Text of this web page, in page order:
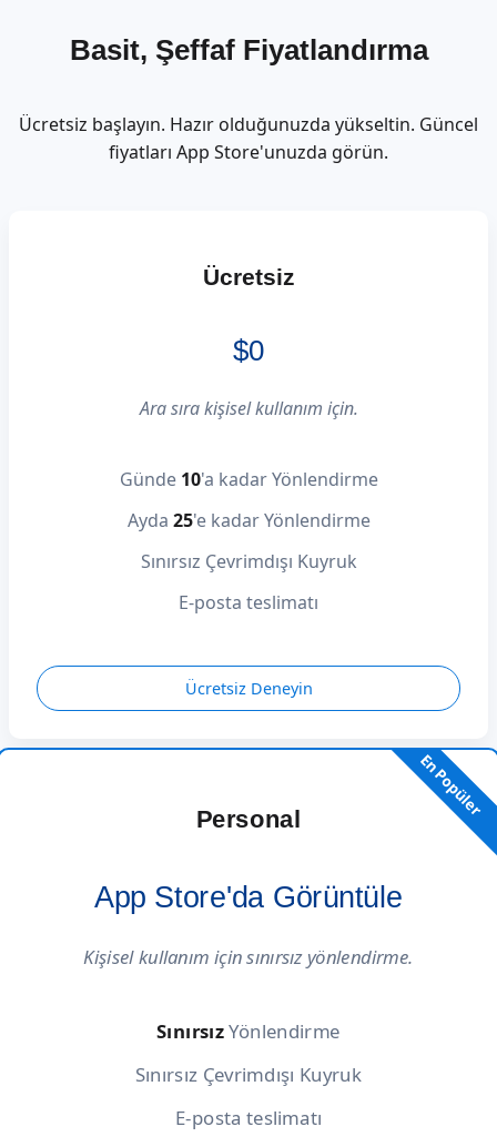
Basit, Şeffaf Fiyatlandırma
Ücretsiz başlayın. Hazır olduğunuzda yükseltin. Güncel
fiyatları App Store'unuzda görün.
Ücretsiz
$0
Ara sıra kişisel kullanım için.
Günde 10'a kadar Yönlendirme
Ayda 25'e kadar Yönlendirme
Sınırsız Çevrimdışı Kuyruk
E-posta teslimatı
Ücretsiz Deneyin
En Popüler
Personal
App Store'da Görüntüle
Kişisel kullanım için sınırsız yönlendirme.
SınırsızYönlendirme
Sınırsız Çevrimdışı Kuyruk
E-posta teslimatı